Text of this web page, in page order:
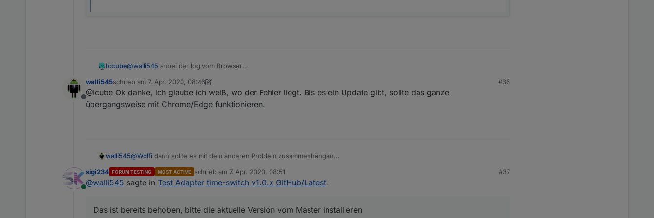
Iccube@walli545 anbei der log vom Browser
Offline
walli545schrieb am 7. Apr. 2020, 08:46
zuletzt editiert von walli545 4. Juli 2020, 10:46
#36
@Icube Ok danke, ich glaube ich weiß, wo der Fehler liegt. Bis es ein Update gibt, sollte das ganze
übergangsweise mit Chrome/Edge funktionieren.
walli545@Wolfi dann sollte es mit dem anderen Problem zusammenhängen
Online
sigi234 FORUM TESTING MOST ACTIVE schrieb am 7. Apr. 2020, 08:51
zuletzt editiert von
#37
@walli545 sagte in Test Adapter time-switch v1.0.x GitHub/Latest:
Das ist bereits behoben, bitte die aktuelle Version vom Master installieren